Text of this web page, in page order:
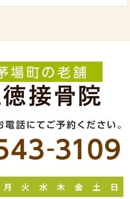
月 火 水 木 金 土 日